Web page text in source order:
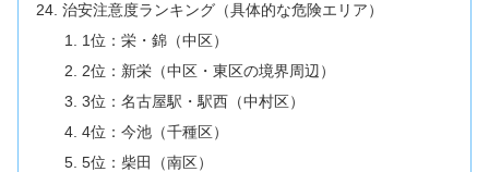
治安注意度ランキング（具体的な危険エリア）
1位：栄・錦（中区）
2位：新栄（中区・東区の境界周辺）
3位：名古屋駅・駅西（中村区）
4位：今池（千種区）
5位：柴田（南区）